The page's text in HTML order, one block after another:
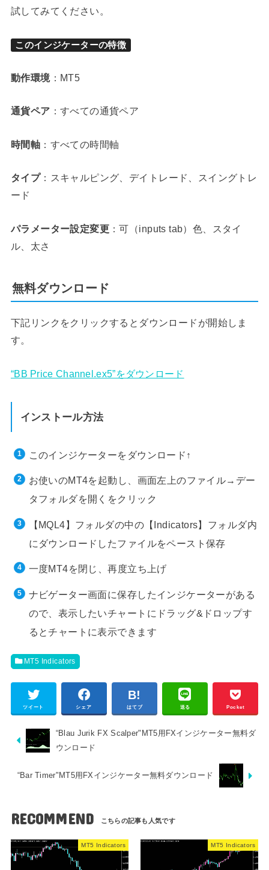
試してみてください。
このインジケーターの特徴
動作環境：MT5
通貨ペア ：すべての通貨ペア
時間軸 ：すべての時間軸
タイプ：スキャルピング、デイトレード、スイングトレ
ード
パラメーター設定変更 ：可（inputs tab）色、スタイ
ル、太さ
無料ダウンロード
下記リンクをクリックするとダウンロードが開始しま
す。
“BB Price Channel.ex5”をダウンロード
インストール方法
このインジケーターをダウンロード↑
お使いのMT4を起動し、画面左上のファイル→デー
タフォルダを開くをクリック
【MQL4】フォルダの中の【Indicators】フォルダ内
にダウンロードしたファイルをペースト保存
一度MT4を閉じ、再度立ち上げ
ナビゲーター画面に保存したインジケーターがある
ので、表示したいチャートにドラッグ&ドロップす
るとチャートに表示できます
MT5 Indicators
ツイート シェア はてブ 送る Pocket
“Blau Jurik FX Scalper"MT5用FXインジケーター無料ダ
ウンロード
“Bar Timer"MT5用FXインジケーター無料ダウンロード
RECOMMEND
MT5 Indicators MT5 Indicators